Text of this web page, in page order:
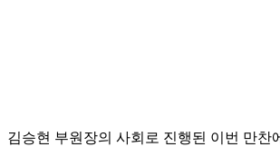
김승현 부원장의 사회로 진행된 이번 만찬